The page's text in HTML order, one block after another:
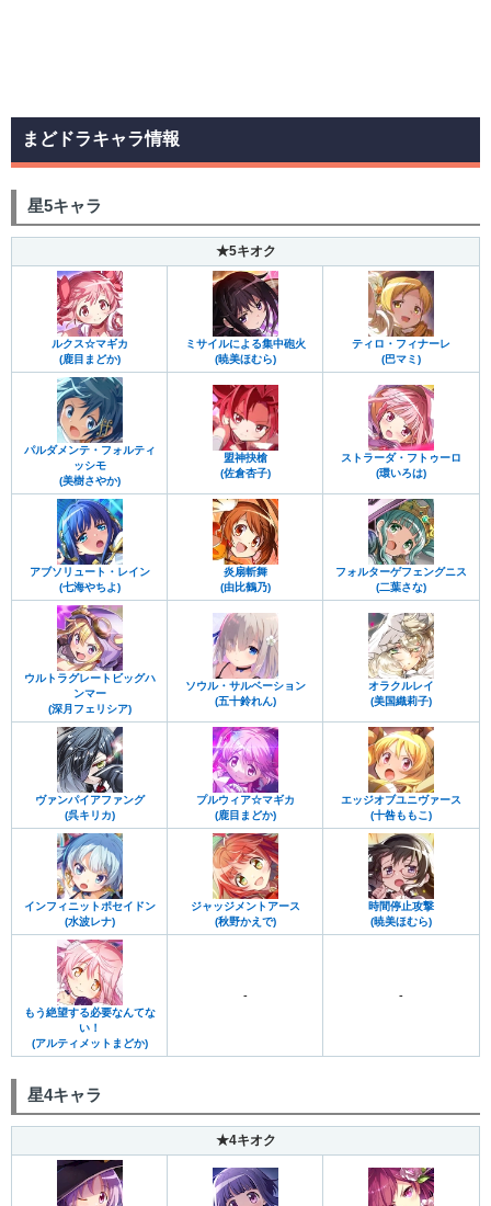
まどドラキャラ情報
星5キャラ
★5キオク
ルクス☆マギカ
(鹿目まどか)
ミサイルによる集中砲火
(暁美ほむら)
ティロ・フィナーレ
(巴マミ)
パルダメンテ・フォルティ
ッシモ
(美樹さやか)
盟神抉槍
(佐倉杏子)
ストラーダ・フトゥーロ
(環いろは)
アブソリュート・レイン
(七海やちよ)
炎扇斬舞
(由比鶴乃)
フォルターゲフェングニス
(二葉さな)
ウルトラグレートビッグハ
ンマー
(深月フェリシア)
ソウル・サルベーション
(五十鈴れん)
オラクルレイ
(美国織莉子)
ヴァンパイアファング
(呉キリカ)
プルウィア☆マギカ
(鹿目まどか)
エッジオブユニヴァース
(十咎ももこ)
インフィニットポセイドン
(水波レナ)
ジャッジメントアース
(秋野かえで)
時間停止攻撃
(暁美ほむら)
もう絶望する必要なんてな
い！
(アルティメットまどか)
- -
星4キャラ
★4キオク